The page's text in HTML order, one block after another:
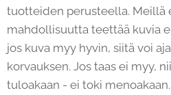
tuotteiden perusteella. Meillä
mahdollisuutta teettää kuvia
jos kuva myy hyvin, siitä voi
korvauksen. Jos taas ei myy,
tuloakaan - ei toki